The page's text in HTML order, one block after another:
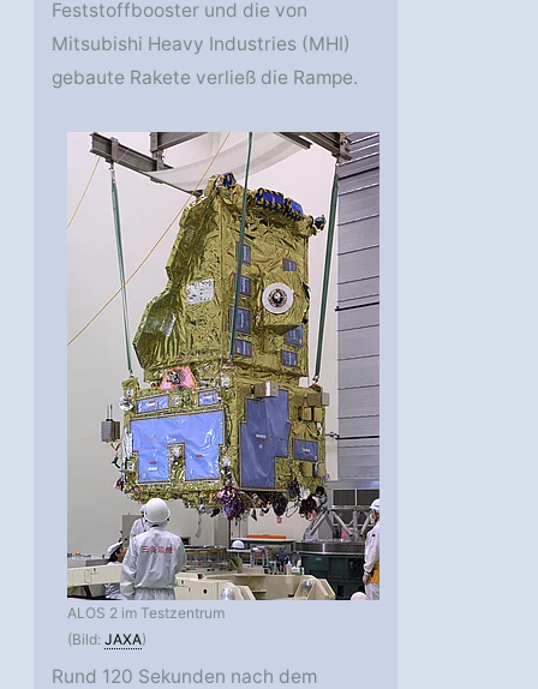
Feststoffbooster und die von
Mitsubishi Heavy Industries (MHI)
gebaute Rakete verließ die Rampe.
ALOS 2 im Testzentrum
(Bild:JAXA)
Rund 120 Sekunden nach dem